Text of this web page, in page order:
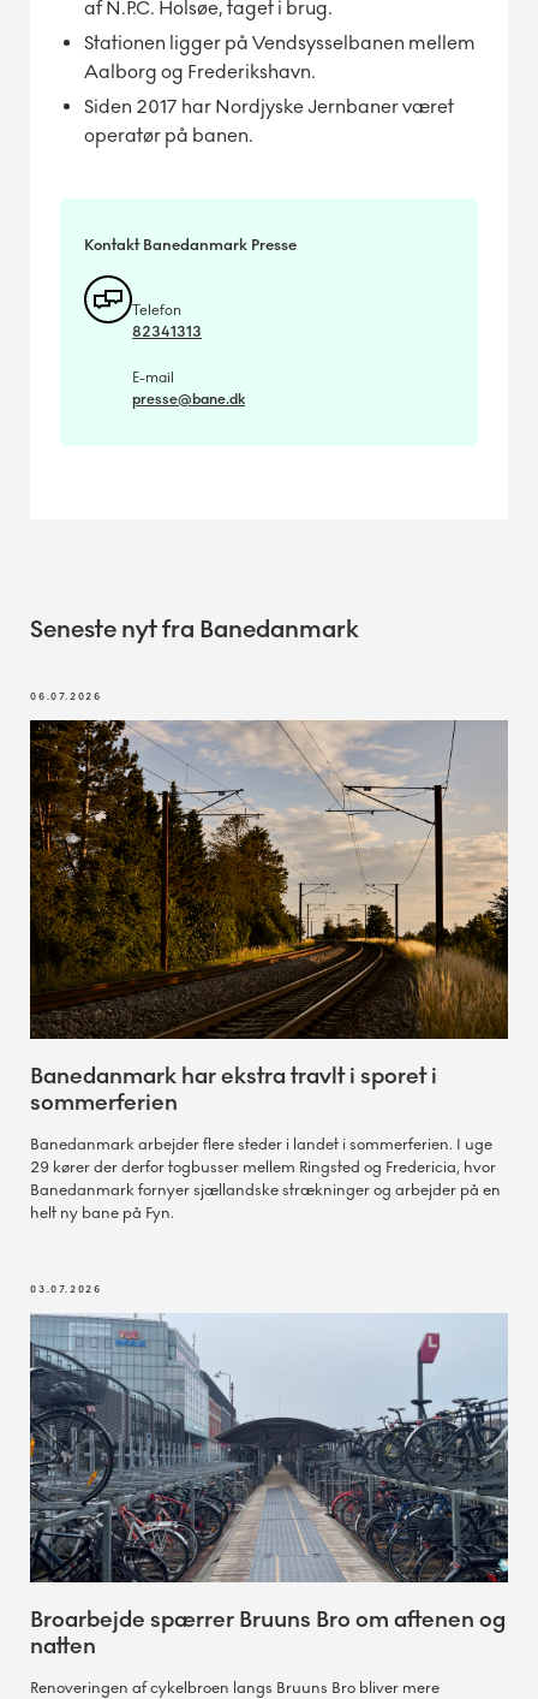
af N.P.C. Holsøe, taget i brug.
Stationen ligger på Vendsysselbanen mellem
Aalborg og Frederikshavn.
Siden 2017 har Nordjyske Jernbaner været
operatør på banen.
Kontakt Banedanmark Presse
Telefon
82341313
E-mail
presse@bane.dk
Seneste nyt fra Banedanmark
06.07.2026
Banedanmark har ekstra travlt i sporet i
sommerferien
Banedanmark arbejder flere steder i landet i sommerferien. I uge
29 kører der derfor togbusser mellem Ringsted og Fredericia, hvor
Banedanmark fornyer sjællandske strækninger og arbejder på en
helt ny bane på Fyn.
03.07.2026
Broarbejde spærrer Bruuns Bro om aftenen og
natten
Renoveringen af cykelbroen langs Bruuns Bro bliver mere